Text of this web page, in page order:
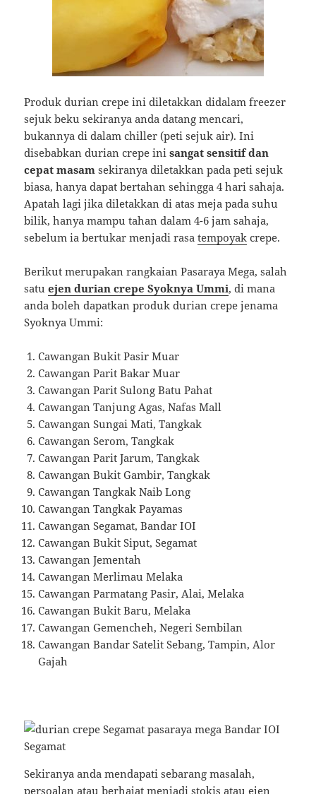
Produk durian crepe ini diletakkan didalam freezer
sejuk beku sekiranya anda datang mencari,
bukannya di dalam chiller (peti sejuk air). Ini
disebabkan durian crepe inisangat sensitif dan
cepat masam sekiranya diletakkan pada peti sejuk
biasa, hanya dapat bertahan sehingga 4 hari sahaja.
Apatah lagi jika diletakkan di atas meja pada suhu
bilik, hanya mampu tahan dalam 4-6 jam sahaja,
sebelum ia bertukar menjadi rasatempoyak crepe.
Berikut merupakan rangkaian Pasaraya Mega, salah
satuejen durian crepe Syoknya Ummi, di mana
anda boleh dapatkan produk durian crepe jenama
Syoknya Ummi:
Cawangan Bukit Pasir Muar
Cawangan Parit Bakar Muar
Cawangan Parit Sulong Batu Pahat
Cawangan Tanjung Agas, Nafas Mall
Cawangan Sungai Mati, Tangkak
Cawangan Serom, Tangkak
Cawangan Parit Jarum, Tangkak
Cawangan Bukit Gambir, Tangkak
Cawangan Tangkak Naib Long
Cawangan Tangkak Payamas
Cawangan Segamat, Bandar IOI
Cawangan Bukit Siput, Segamat
Cawangan Jementah
Cawangan Merlimau Melaka
Cawangan Parmatang Pasir, Alai, Melaka
Cawangan Bukit Baru, Melaka
Cawangan Gemencheh, Negeri Sembilan
Cawangan Bandar Satelit Sebang, Tampin, Alor
Gajah
Sekiranya anda mendapati sebarang masalah,
persoalan atau berhajat menjadi stokis atau ejen